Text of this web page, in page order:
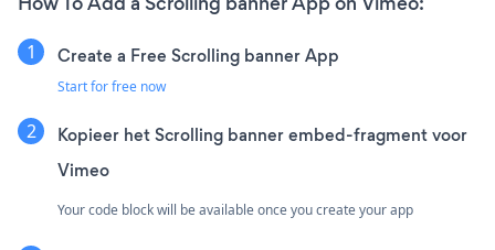
Create a Free Scrolling banner App
Start for free now
Kopieer het Scrolling banner embed-fragment voor
Vimeo
Your code block will be available once you create your app